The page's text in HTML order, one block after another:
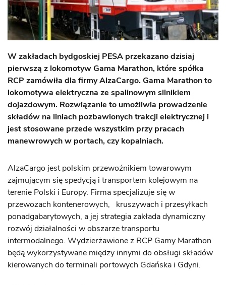
W zakładach bydgoskiej PESA przekazano dzisiaj
pierwszą z lokomotyw Gama Marathon, które spółka
RCP zamówiła dla firmy AlzaCargo. Gama Marathon to
lokomotywa elektryczna ze spalinowym silnikiem
dojazdowym. Rozwiązanie to umożliwia prowadzenie
składów na liniach pozbawionych trakcji elektrycznej i
jest stosowane przede wszystkim przy pracach
manewrowych w portach, czy kopalniach.
AlzaCargo jest polskim przewoźnikiem towarowym
zajmującym się spedycją i transportem kolejowym na
terenie Polski i Europy. Firma specjalizuje się w
przewozach kontenerowych, kruszywach i przesyłkach
ponadgabarytowych, a jej strategia zakłada dynamiczny
rozwój działalności w obszarze transportu
intermodalnego. Wydzierżawione z RCP Gamy Marathon
będą wykorzystywane między innymi do obsługi składów
kierowanych do terminali portowych Gdańska i Gdyni.